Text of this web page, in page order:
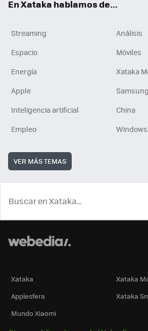
En Xataka hablamos de...
Streaming
Análisis
Espacio
Móviles
Energía
Xataka
Apple
Samsung
Inteligencia artificial
China
Empleo
Windows
VER MÁS TEMAS
Xataka
Xataka
Applesfera
Xataka
Mundo Xiaomi